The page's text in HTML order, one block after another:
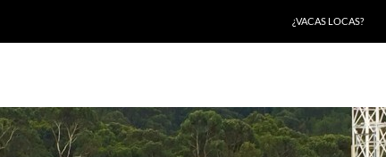
¿VACAS LOCAS?